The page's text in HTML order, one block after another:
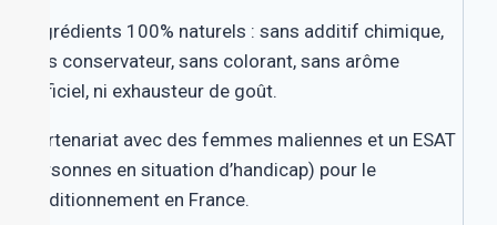
. Ingrédients 100% naturels : sans additif chimique,
sans conservateur, sans colorant, sans arôme
artificiel, ni exhausteur de goût.
. Partenariat avec des femmes maliennes et un ESAT
(personnes en situation d’handicap) pour le
conditionnement en France.